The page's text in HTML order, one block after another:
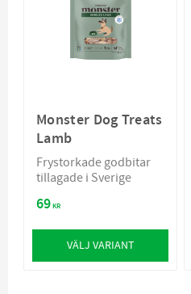
Monster Dog Treats
Lamb
​Frystorkade godbitar
tillagade i Sverige
69KR
VÄLJ VARIANT